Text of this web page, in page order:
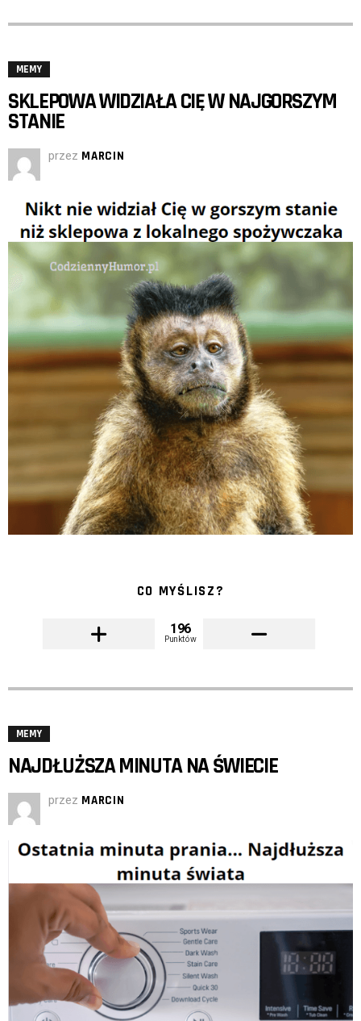
MEMY
SKLEPOWA WIDZIAŁA CIĘ W NAJGORSZYM
STANIE
przez MARCIN
CO MYŚLISZ?
196
Punktów
MEMY
NAJDŁUŻSZA MINUTA NA ŚWIECIE
przez MARCIN